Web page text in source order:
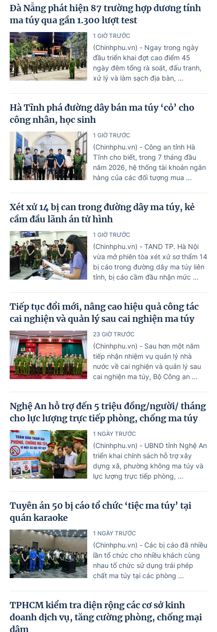
Đà Nẵng phát hiện 87 trường hợp dương tính
ma túy qua gần 1.300 lượt test
1 GIỜ TRƯỚC
(Chinhphu.vn) - Ngay trong ngày
đầu triển khai đợt cao điểm 45
ngày đêm tổng rà soát, đấu tranh,
xử lý và làm sạch địa bàn, ...
Hà Tĩnh phá đường dây bán ma túy ‘cỏ’ cho
công nhân, học sinh
1 GIỜ TRƯỚC
(Chinhphu.vn) - Công an tỉnh Hà
Tĩnh cho biết, trong 7 tháng đầu
năm 2026, hệ thống tài khoản ngân
hàng của các đối tượng mua ...
Xét xử 14 bị can trong đường dây ma túy, kẻ
cầm đầu lãnh án tử hình
1 GIỜ TRƯỚC
(Chinhphu.vn) - TAND TP. Hà Nội
vừa mở phiên tòa xét xử sơ thẩm 14
bị cáo trong đường dây ma túy liên
tỉnh, bị cáo cầm đầu nhận mức ...
Tiếp tục đổi mới, nâng cao hiệu quả công tác
cai nghiện và quản lý sau cai nghiện ma túy
23 GIỜ TRƯỚC
(Chinhphu.vn) - Sau hơn một năm
tiếp nhận nhiệm vụ quản lý nhà
nước về cai nghiện và quản lý sau
cai nghiện ma túy, Bộ Công an ...
Nghệ An hỗ trợ đến 5 triệu đồng/người/ tháng
cho lực lượng trực tiếp phòng, chống ma túy
1 NGÀY TRƯỚC
(Chinhphu.vn) - UBND tỉnh Nghệ An
triển khai chính sách hỗ trợ xây
dựng xã, phường không ma túy và
lực lượng trực tiếp phòng, ...
Tuyên án 50 bị cáo tổ chức ‘tiệc ma túy’ tại
quán karaoke
1 NGÀY TRƯỚC
(Chinhphu.vn) - Các bị cáo đã nhiều
lần tổ chức cho nhiều khách cùng
nhau tổ chức sử dụng trái phép
chất ma túy tại các phòng ...
TPHCM kiểm tra diện rộng các cơ sở kinh
doanh dịch vụ, tăng cường phòng, chống mại
dâm